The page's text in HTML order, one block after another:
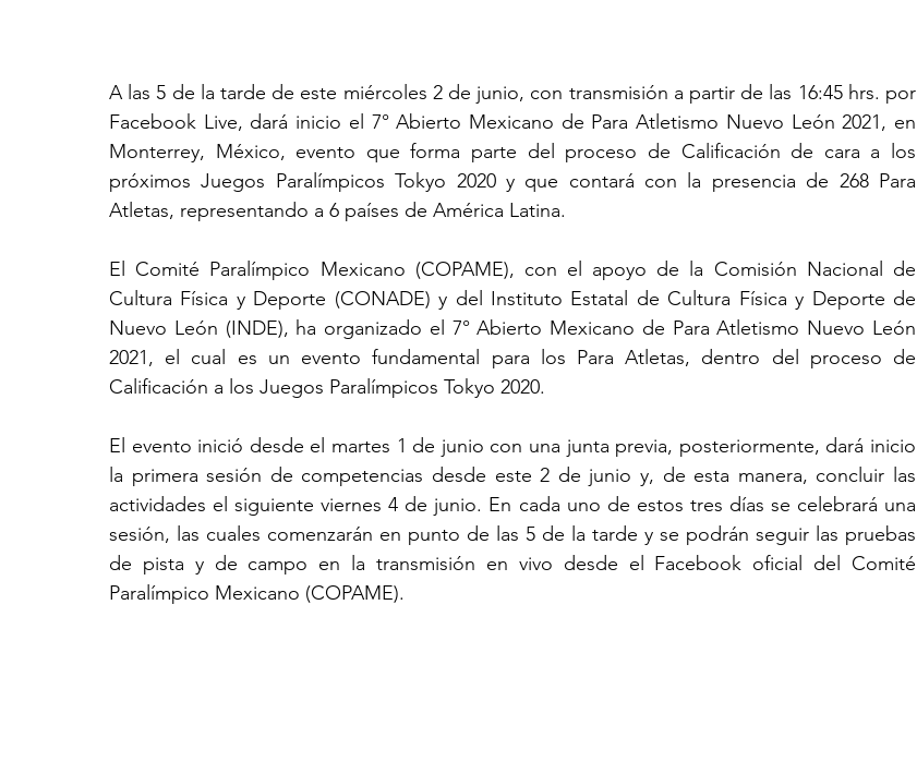
A las 5 de la tarde de este miércoles 2 de junio, con transmisión a partir de las 16:45 hrs. por
Facebook Live, dará inicio el 7° Abierto Mexicano de Para Atletismo Nuevo León 2021, en
Monterrey, México, evento que forma parte del proceso de Calificación de cara a los
próximos Juegos Paralímpicos Tokyo 2020 y que contará con la presencia de 268 Para
Atletas, representando a 6 países de América Latina.
El Comité Paralímpico Mexicano (COPAME), con el apoyo de la Comisión Nacional de
Cultura Física y Deporte (CONADE) y del Instituto Estatal de Cultura Física y Deporte de
Nuevo León (INDE), ha organizado el 7° Abierto Mexicano de Para Atletismo Nuevo León
2021, el cual es un evento fundamental para los Para Atletas, dentro del proceso de
Calificación a los Juegos Paralímpicos Tokyo 2020.
El evento inició desde el martes 1 de junio con una junta previa, posteriormente, dará inicio
la primera sesión de competencias desde este 2 de junio y, de esta manera, concluir las
actividades el siguiente viernes 4 de junio. En cada uno de estos tres días se celebrará una
sesión, las cuales comenzarán en punto de las 5 de la tarde y se podrán seguir las pruebas
de pista y de campo en la transmisión en vivo desde el Facebook oficial del Comité
Paralímpico Mexicano (COPAME).